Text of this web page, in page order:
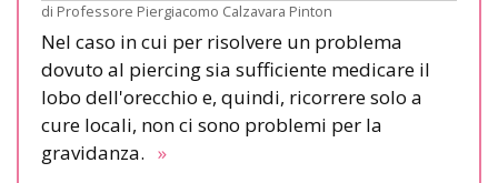
di Professore Piergiacomo Calzavara Pinton
Nel caso in cui per risolvere un problema
dovuto al piercing sia sufficiente medicare il
lobo dell'orecchio e, quindi, ricorrere solo a
cure locali, non ci sono problemi per la
gravidanza. »